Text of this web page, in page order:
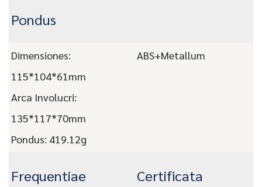
Pondus
Dimensiones:
115*104*61mm
Arca Involucri:
135*117*70mm
Pondus: 419.12g
ABS+Metallum
Frequentiae Certificata